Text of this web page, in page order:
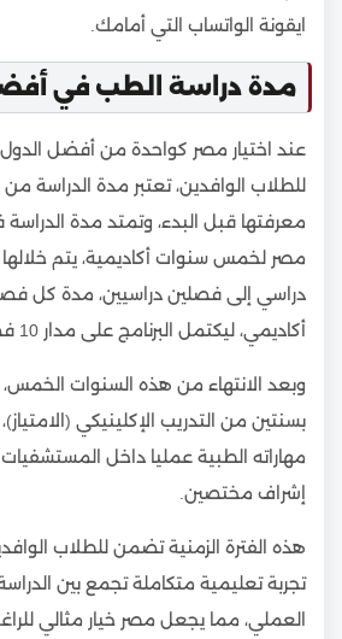
ايقونة الواتساب التي أمامك.
مدة دراسة الطب في
عند اختيار مصر كواحدة من أفضل
للطلاب الوافدين، تعتبر مدة الدراسة
معرفتها قبل البدء، وتمتد مدة
مصر لخمس سنوات أكاديمية، يتم
أكاديمي، ليكتمل البرنامج على مدار 10 فصول دراسية.
وبعد الانتهاء من هذه السنوات الخمس،
بسنتين من التدريب الإكلينيكي
مهاراته الطبية عمليا داخل
إشراف مختصين.
هذه الفترة الزمنية تضمن للطلاب
تجربة تعليمية متكاملة تجمع بين
العملي، مما يجعل مصر خيار مثالي